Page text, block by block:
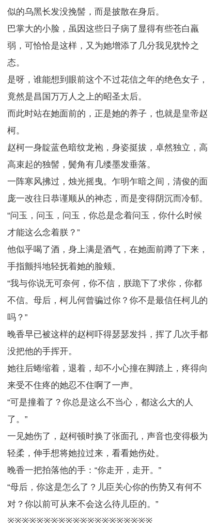
似的乌黑长发没挽髻，而是披散在身后。
巴掌大的小脸，虽因这些日子病了显得有些苍白羸
弱，可恰恰是这样，又为她增添了几分我见犹怜之
态。
是呀，谁能想到眼前这个不过花信之年的绝色女子，
竟然是昌国万万人之上的昭圣太后。
而此时站在她面前的，正是她的养子，也就是皇帝赵
柯。
赵柯一身靛蓝色暗纹龙袍，身姿挺拔，卓然独立，高
高束起的独髻，鬓角有几缕墨发垂落。
一阵寒风拂过，烛光摇曳。乍明乍暗之间，清俊的面
庞一改往日恭谨顺从的神态，而是变得阴沉而冷郁。
“问玉，问玉，问玉，你总是念着问玉，你什么时候
才能这么念着朕？”
他似乎喝了酒，身上满是酒气，在她面前蹲了下来，
手指颤抖地轻抚着她的脸颊。
“我与你说无可奈何，你不信，朕跪下了求你，你都
不信。母后，柯儿何曾骗过你？你不是最信任柯儿的
吗？”
晚香早已被这样的赵柯吓得瑟瑟发抖，挥了几次手都
没把他的手挥开。
她往后蜷缩着，退着，却不小心撞在脚踏上，疼得向
来受不住疼的她忍不住啊了一声。
“可是撞着了？你总是这么不当心，都这么大的人
了。”
一见她伤了，赵柯顿时换了张面孔，声音也变得极为
轻柔，伸手想将她拉过来，看看她伤处。
晚香一把拍落他的手：“你走开，走开。”
“母后，你这是怎么了？儿臣关心你的伤势又有何不
对？你以前可从来不会这么待儿臣的。”
※※※※※※※※※※※※※※※※※※※※